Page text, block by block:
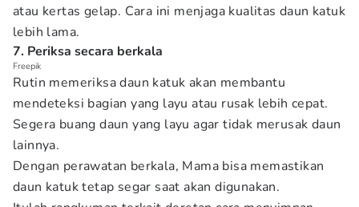
atau kertas gelap. Cara ini menjaga kualitas daun katuk
lebih lama.
7. Periksa secara berkala
Freepik
Rutin memeriksa daun katuk akan membantu
mendeteksi bagian yang layu atau rusak lebih cepat.
Segera buang daun yang layu agar tidak merusak daun
lainnya.
Dengan perawatan berkala, Mama bisa memastikan
daun katuk tetap segar saat akan digunakan.